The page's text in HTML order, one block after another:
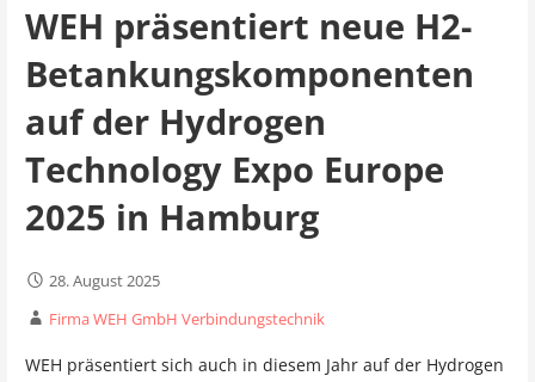
WEH präsentiert neue H2-
Betankungskomponenten
auf der Hydrogen
Technology Expo Europe
2025 in Hamburg
28. August 2025
Firma WEH GmbH Verbindungstechnik
WEH präsentiert sich auch in diesem Jahr auf der Hydrogen